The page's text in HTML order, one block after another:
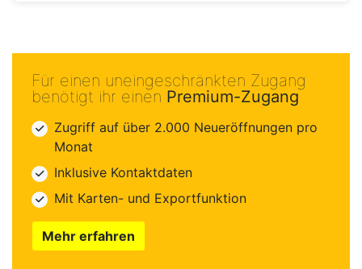
Für einen uneingeschränkten Zugang
benötigt ihr einen Premium-Zugang
Zugriff auf über 2.000 Neueröffnungen pro
Monat
Inklusive Kontaktdaten
Mit Karten- und Exportfunktion
Mehr erfahren